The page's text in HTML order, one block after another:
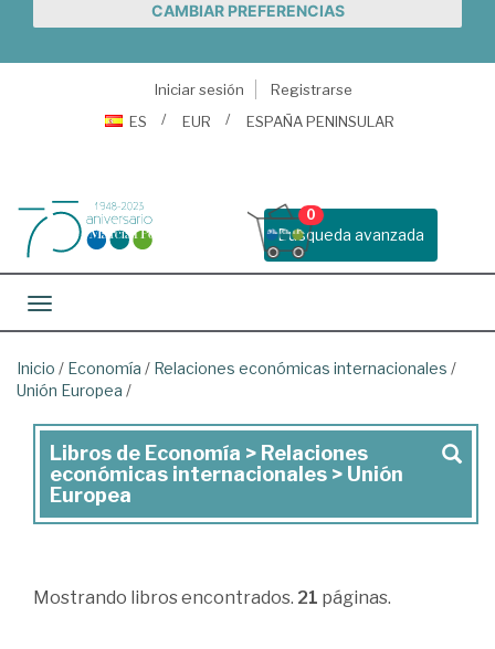
CAMBIAR PREFERENCIAS
Iniciar sesión
Registrarse
ES
EUR ESPAÑA PENINSULAR
Busqueda avanzada
0
Toggle navigation
Inicio / Economía / Relaciones económicas internacionales /
Unión Europea /
Libros
de
Economía
Relaciones
Libros de Economía > Relaciones
económicas internacionales > Unión
Europea
Mostrando libros encontrados. 21 páginas.